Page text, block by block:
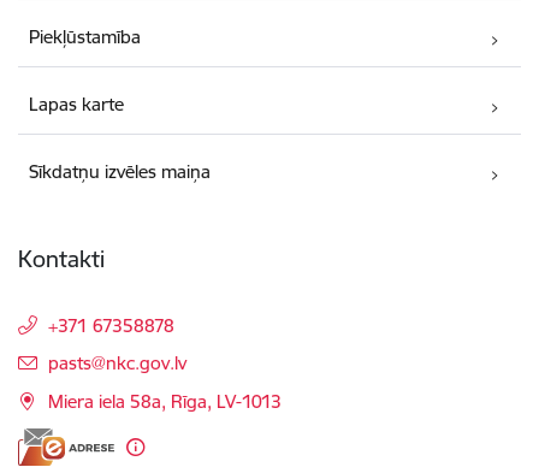
Piekļūstamība
Lapas karte
Sīkdatņu izvēles maiņa
Kontakti
+371 67358878
E-pasts:
pasts@nkc.gov.lv
Miera iela 58a, Rīga, LV-1013